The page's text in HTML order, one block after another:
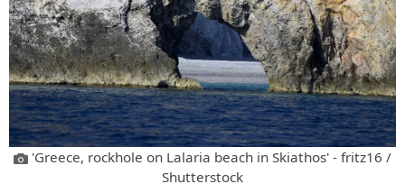
'Greece, rockhole on Lalaria beach in Skiathos' - fritz16 /
Shutterstock